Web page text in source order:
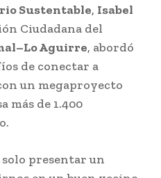
Sustentable, Isabel
Ciudadana del
Aguirre, abordó
de conectar a
un megaproyecto
más de 1.400
presentar un